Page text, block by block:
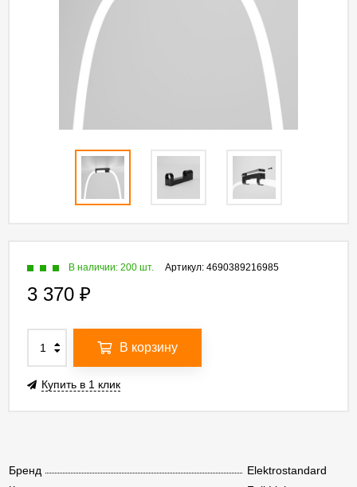
Бренд
Elektrostandard
Артикул: 4690389216985
В наличии: 200 шт.
3 370 ₽
В корзину
Купить в 1 клик